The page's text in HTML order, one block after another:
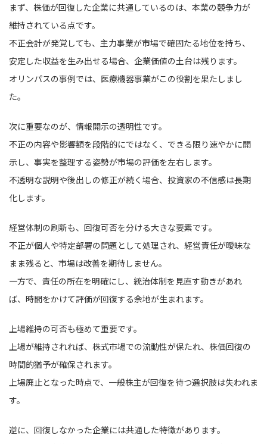
まず、株価が回復した企業に共通しているのは、本業の競争力が
維持されている点です。
不正会計が発覚しても、主力事業が市場で確固たる地位を持ち、
安定した収益を生み出せる場合、企業価値の土台は残ります。
オリンパスの事例では、医療機器事業がこの役割を果たしまし
た。
次に重要なのが、情報開示の透明性です。
不正の内容や影響額を段階的にではなく、できる限り速やかに開
示し、事実を整理する姿勢が市場の評価を左右します。
不透明な説明や後出しの修正が続く場合、投資家の不信感は長期
化します。
経営体制の刷新も、回復可否を分ける大きな要素です。
不正が個人や特定部署の問題として処理され、経営責任が曖昧な
まま残ると、市場は改善を期待しません。
一方で、責任の所在を明確にし、統治体制を見直す動きがあれ
ば、時間をかけて評価が回復する余地が生まれます。
上場維持の可否も極めて重要です。
上場が維持されれば、株式市場での流動性が保たれ、株価回復の
時間的猶予が確保されます。
上場廃止となった時点で、一般株主が回復を待つ選択肢は失われま
す。
逆に、回復しなかった企業には共通した特徴があります。